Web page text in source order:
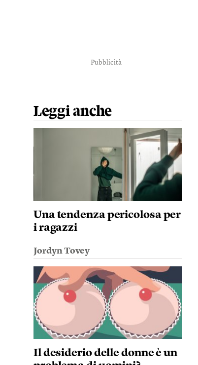
Pubblicità
Leggi anche
Una tendenza pericolosa per
i ragazzi
Jordyn Tovey
Il desiderio delle donne è un